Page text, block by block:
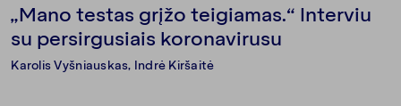
„Mano testas grįžo teigiamas.“ Interviu
su persirgusiais koronavirusu
Karolis Vyšniauskas, Indrė Kiršaitė